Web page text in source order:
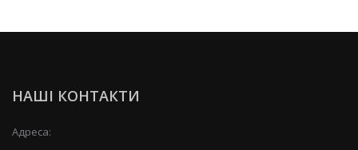
НАШІ КОНТАКТИ
Адреса: